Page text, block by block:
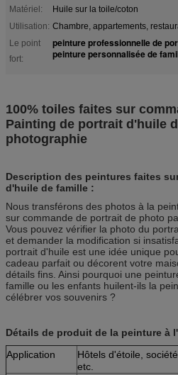
Matériel:
Huile sur la toile/coton
Utilisation: Chambre, appartements,
Le point
fort:
peinture professionnelle de
peinture personnalisée de
100% toiles faites sur
Painting de portrait d'huile
photographie
Description des peintures faites
d'huile de famille :
Nous transférons des photos à la
sur commande de portrait de photo
Vous pouvez vérifier la photo du
et demander la modification si
portrait d'huile est une idée unique
cadeau parfait ou décorent votre
détails fins. Ainsi pourquoi une
famille ou les enfants huilent-ils la
célébrer vos souvenirs ?
Détails de produit de la peinture à
Application
Hôtels d'étoile,
etc.